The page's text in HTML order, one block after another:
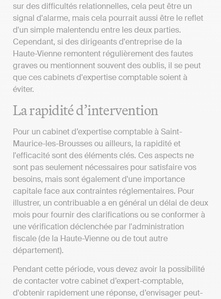
sur des difficultés relationnelles, cela peut être un
signal d'alarme, mais cela pourrait aussi être le reflet
d'un simple malentendu entre les deux parties.
Cependant, si des dirigeants d'entreprise de la
Haute-Vienne remontent régulièrement des fautes
graves ou mentionnent souvent des oublis, il se peut
que ces cabinets d'expertise comptable soient à
éviter.
La rapidité d’intervention
Pour un cabinet d’expertise comptable à Saint-
Maurice-les-Brousses ou ailleurs, la rapidité et
l'efficacité sont des éléments clés. Ces aspects ne
sont pas seulement nécessaires pour satisfaire vos
besoins, mais sont également d'une importance
capitale face aux contraintes réglementaires. Pour
illustrer, un contribuable a en général un délai de deux
mois pour fournir des clarifications ou se conformer à
une vérification déclenchée par l'administration
fiscale (de la Haute-Vienne ou de tout autre
département).
Pendant cette période, vous devez avoir la possibilité
de contacter votre cabinet d’expert-comptable,
d'obtenir rapidement une réponse, d’envisager peut-